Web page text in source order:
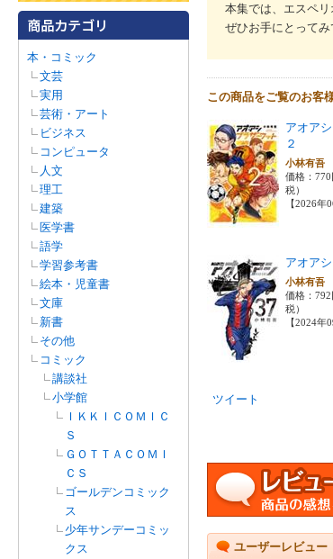
本・コミック
文芸
実用
芸術・アート
ビジネス
コンピュータ
人文
理工
建築
医学書
語学
学習参考書
絵本・児童書
文庫
新書
その他
コミック
講談社
小学館
ＩＫＫＩＣＯＭＩＣ
Ｓ
ＧＯＴＴＡＣＯＭＩ
ＣＳ
ゴールデンコミック
ス
少年サンデーコミッ
クス
本集では、エスペ
ぜひお手にとってみ
この商品をご覧のお客
アオア
２
小林有吾
価格：
税）
【2026年
アオア
小林有吾
価格：
税）
【2024年
ツイート
ユーザーレビュー